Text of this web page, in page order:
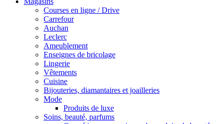
Courses en ligne / Drive
Carrefour
Auchan
Leclerc
Ameublement
Enseignes de bricolage
Lingerie
Vêtements
Cuisine
Bijouteries, diamantaires et joailleries
Mode
Produits de luxe
Soins, beauté, parfums